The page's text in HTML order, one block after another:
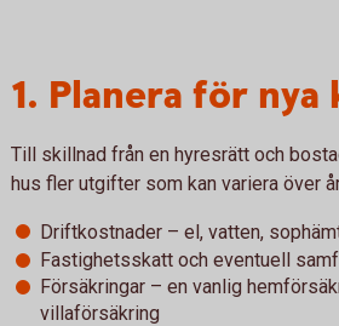
1. Planera för nya
Till skillnad från en hyresrätt och
hus fler utgifter som kan variera över
Driftkostnader – el, vatten,
Fastighetsskatt och eventuell
Försäkringar – en vanlig
villaförsäkring